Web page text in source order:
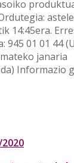
14:45era.
945 01 01 44
janaria
Informazio